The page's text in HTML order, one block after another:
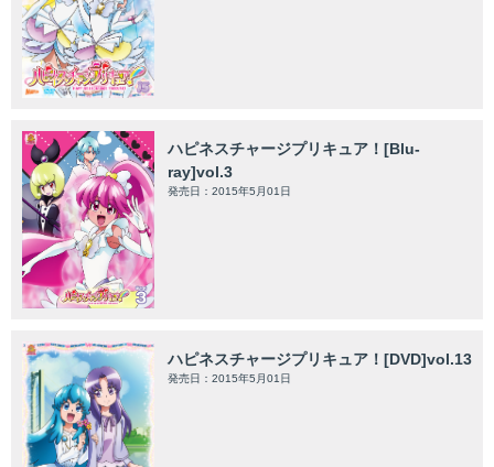
ハピネスチャージプリキュア！[Blu-
ray]vol.3
発売日：2015年5月01日
ハピネスチャージプリキュア！[DVD]vol.13
発売日：2015年5月01日